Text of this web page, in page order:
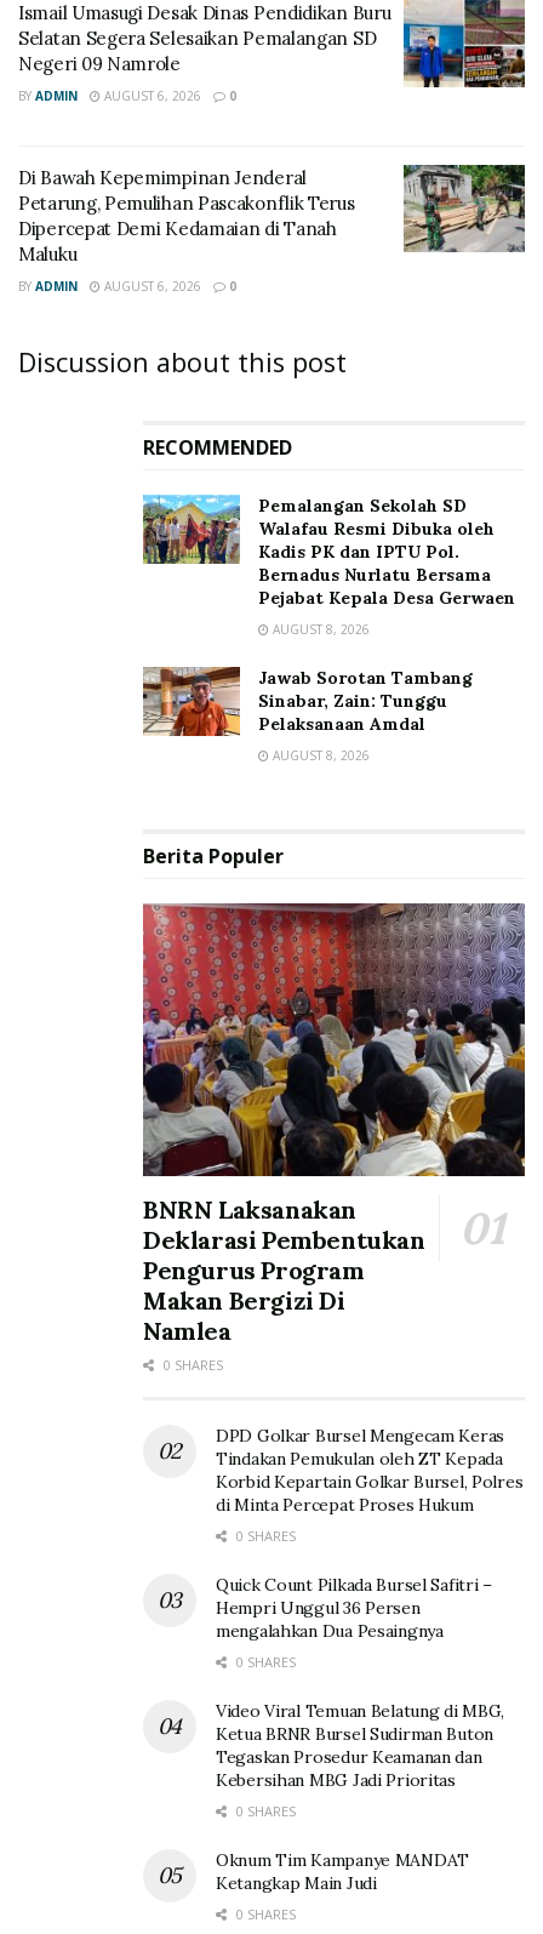
Ismail Umasugi Desak Dinas Pendidikan Buru
Selatan Segera Selesaikan Pemalangan SD
Negeri 09 Namrole
BY ADMIN AUGUST 6, 2026 0
Di Bawah Kepemimpinan Jenderal
Petarung, Pemulihan Pascakonflik Terus
Dipercepat Demi Kedamaian di Tanah
Maluku
BY ADMIN AUGUST 6, 2026 0
Discussion about this post
RECOMMENDED
Pemalangan Sekolah SD
Walafau Resmi Dibuka oleh
Kadis PK dan IPTU Pol.
Bernadus Nurlatu Bersama
Pejabat Kepala Desa Gerwaen
AUGUST 8, 2026
Jawab Sorotan Tambang
Sinabar, Zain: Tunggu
Pelaksanaan Amdal
AUGUST 8, 2026
Berita Populer
BNRN Laksanakan
Deklarasi Pembentukan
Pengurus Program
Makan Bergizi Di
Namlea
0 SHARES
DPD Golkar Bursel Mengecam Keras
Tindakan Pemukulan oleh ZT Kepada
Korbid Kepartain Golkar Bursel, Polres
di Minta Percepat Proses Hukum
0 SHARES
Quick Count Pilkada Bursel Safitri –
Hempri Unggul 36 Persen
mengalahkan Dua Pesaingnya
0 SHARES
Video Viral Temuan Belatung di MBG,
Ketua BRNR Bursel Sudirman Buton
Tegaskan Prosedur Keamanan dan
Kebersihan MBG Jadi Prioritas
0 SHARES
Oknum Tim Kampanye MANDAT
Ketangkap Main Judi
0 SHARES